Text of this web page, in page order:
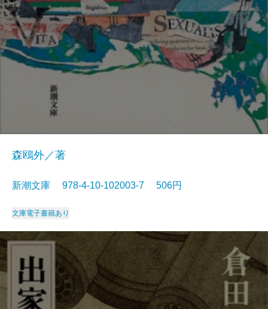
森鴎外／著
新潮文庫 978-4-10-102003-7 506円
文庫電子書籍あり